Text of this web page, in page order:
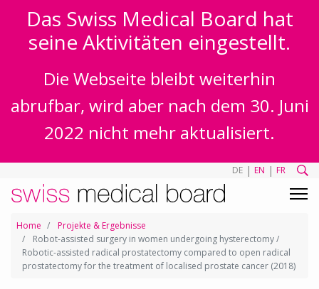
Das Swiss Medical Board hat
seine Aktivitäten eingestellt.
Die Webseite bleibt weiterhin
abrufbar, wird aber nach dem 30. Juni
2022 nicht mehr aktualisiert.
DE | EN | FR
Home
Projekte & Ergebnisse
Robot-assisted surgery in women undergoing hysterectomy /
Robotic-assisted radical prostatectomy compared to open radical
prostatectomy for the treatment of localised prostate cancer (2018)